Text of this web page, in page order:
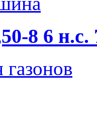
8 6 н.с.